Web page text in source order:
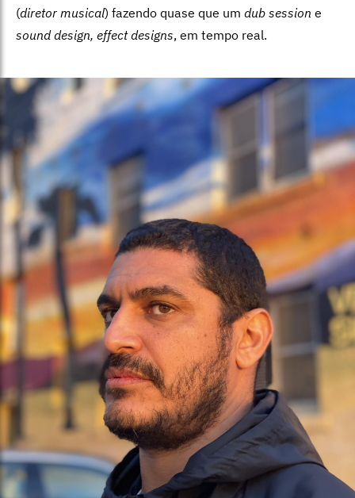
(diretor musical) fazendo quase que um dub session e
sound design, effect designs, em tempo real.